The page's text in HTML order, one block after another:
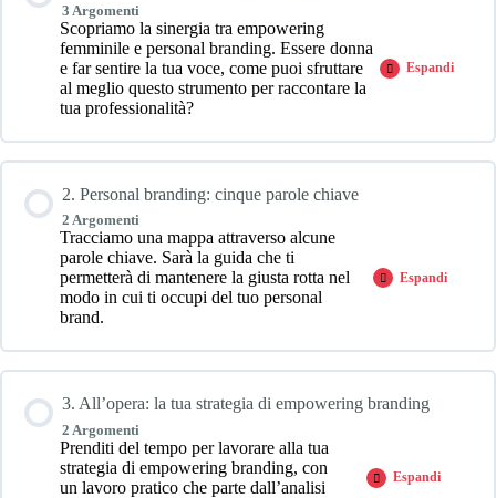
3 Argomenti
Scopriamo la sinergia tra empowering
femminile e personal branding. Essere donna
e far sentire la tua voce, come puoi sfruttare
al meglio questo strumento per raccontare la
tua professionalità?
Espandi
1.
è
la
2. Personal branding: cinque parole chiave
2 Argomenti
Tracciamo una mappa attraverso alcune
parole chiave. Sarà la guida che ti
permetterà di mantenere la giusta rotta nel
modo in cui ti occupi del tuo personal
brand.
Espandi
2.
parole
chiave
3. All’opera: la tua strategia di empowering branding
2 Argomenti
Prenditi del tempo per lavorare alla tua
strategia di empowering branding, con
un lavoro pratico che parte dall’analisi
Espandi
3.